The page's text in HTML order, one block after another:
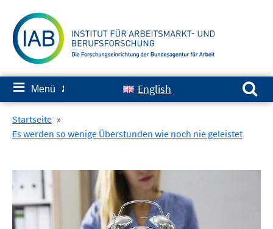
zum
Inhalt
≡ Menü ✘ English
Suchen nach:
Startseite »
Es werden so wenige Überstunden wie noch nie geleistet